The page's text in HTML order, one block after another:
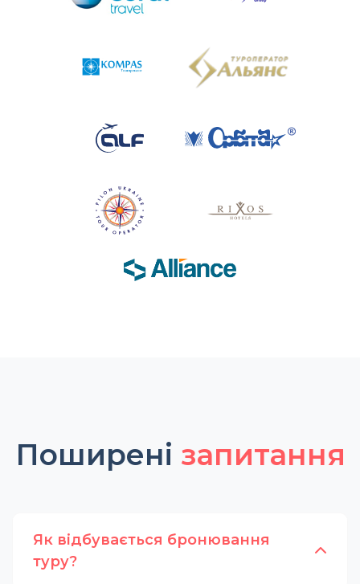
Поширені запитання
Як відбувається бронювання
туру?